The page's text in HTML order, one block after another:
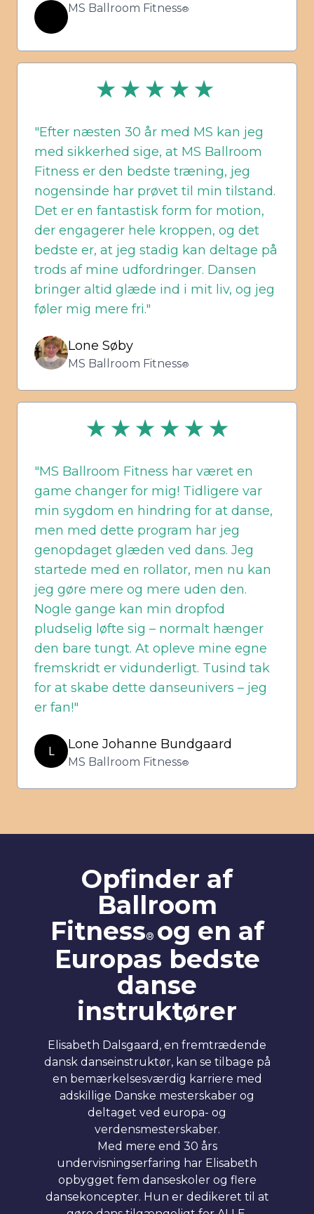
MS Ballroom Fitness®
★ ★ ★ ★ ★
"Efter næsten 30 år med MS kan jeg
med sikkerhed sige, at MS Ballroom
Fitness er den bedste træning, jeg
nogensinde har prøvet til min tilstand.
Det er en fantastisk form for motion,
der engagerer hele kroppen, og det
bedste er, at jeg stadig kan deltage på
trods af mine udfordringer. Dansen
bringer altid glæde ind i mit liv, og jeg
føler mig mere fri."
Lone Søby
MS Ballroom Fitness®
★ ★ ★ ★ ★ ★
"MS Ballroom Fitness har været en
game changer for mig! Tidligere var
min sygdom en hindring for at danse,
men med dette program har jeg
genopdaget glæden ved dans. Jeg
startede med en rollator, men nu kan
jeg gøre mere og mere uden den.
Nogle gange kan min dropfod
pludselig løfte sig – normalt hænger
den bare tungt. At opleve mine egne
fremskridt er vidunderligt. Tusind tak
for at skabe dette danseunivers – jeg
er fan!"
L Lone Johanne Bundgaard
MS Ballroom Fitness®
Opfinder af
Ballroom
Fitness® og en af
Europas bedste
danse
instruktører
Elisabeth Dalsgaard, en fremtrædende
dansk danseinstruktør, kan se tilbage på
en bemærkelsesværdig karriere med
adskillige Danske mesterskaber og
deltaget ved europa- og
verdensmesterskaber.
Med mere end 30 års
undervisningserfaring har Elisabeth
opbygget fem danseskoler og flere
dansekoncepter. Hun er dedikeret til at